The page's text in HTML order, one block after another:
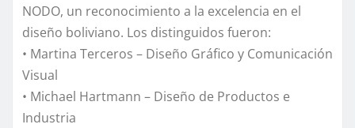
NODO, un reconocimiento a la excelencia en el
diseño boliviano. Los distinguidos fueron:
• Martina Terceros – Diseño Gráfico y Comunicación
Visual
• Michael Hartmann – Diseño de Productos e
Industria